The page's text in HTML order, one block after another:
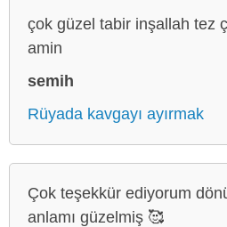
çok güzel tabir inşallah tez
amin
semih
Rüyada kavgayı ayırmak
Çok teşekkür ediyorum
anlamı güzelmiş 🥰